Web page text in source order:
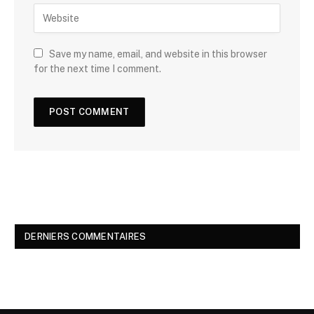
Save my name, email, and website in this browser
for the next time I comment.
DERNIERS COMMENTAIRES